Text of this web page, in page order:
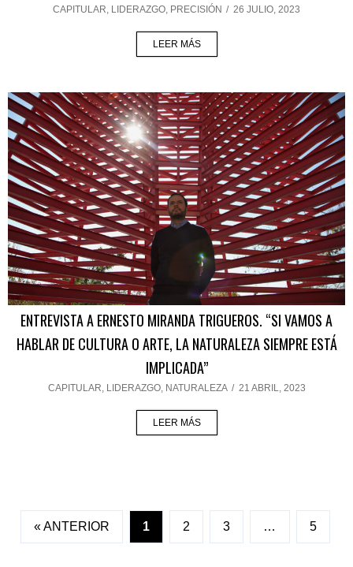
CAPITULAR, LIDERAZGO, PRECISIÓN / 26 JULIO, 2023
LEER MÁS
ENTREVISTA A ERNESTO MIRANDA TRIGUEROS. “SI VAMOS A
HABLAR DE CULTURA O ARTE, LA NATURALEZA SIEMPRE ESTÁ
IMPLICADA”
CAPITULAR, LIDERAZGO, NATURALEZA / 21 ABRIL, 2023
LEER MÁS
« ANTERIOR 1 2 3 … 5